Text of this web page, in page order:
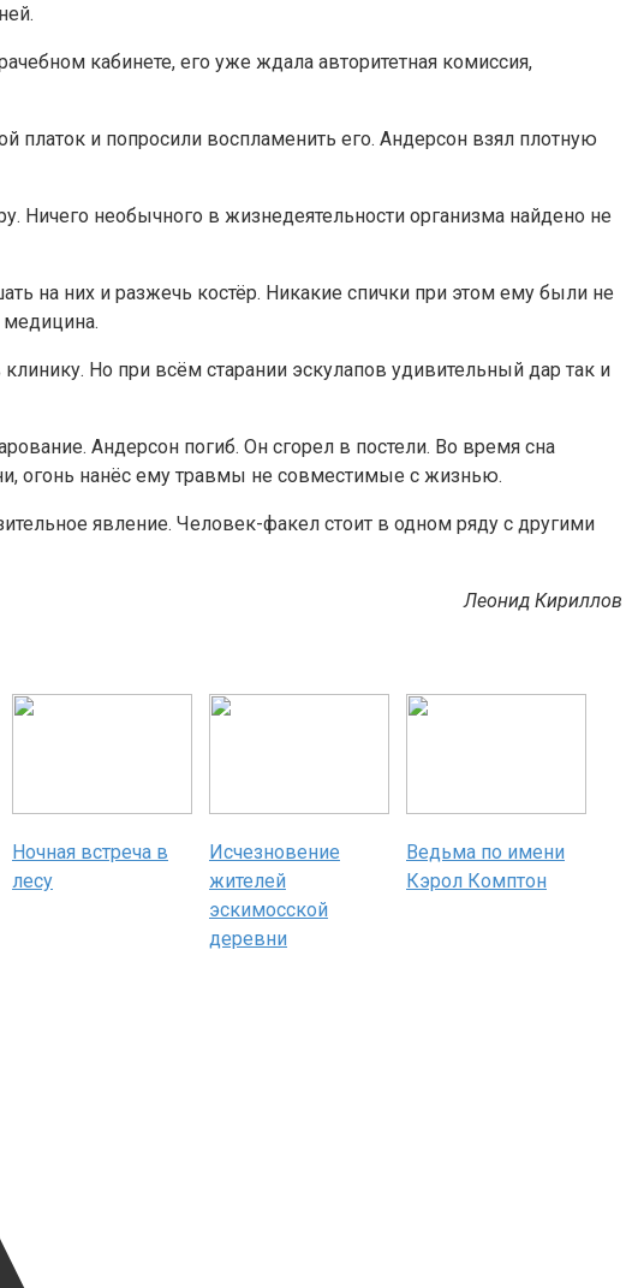
кабинете, его уже ждала авторитетная комиссия,
и попросили воспламенить его. Андерсон взял плотную
Ничего необычного в жизнедеятельности организма найдено не
на них и разжечь костёр. Никакие спички при этом ему были не
Но при всём старании эскулапов удивительный дар так и
Андерсон погиб. Он сгорел в постели. Во время сна
огонь нанёс ему травмы не совместимые с жизнью.
явление. Человек-факел стоит в одном ряду с другими
Леонид Кириллов
Ночная встреча в
лесу
Исчезновение
жителей
эскимосской
деревни
Ведьма по имени
Кэрол Комптон